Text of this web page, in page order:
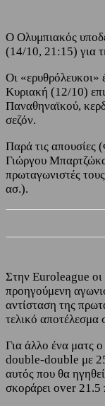
Ο Ολυμπιακός
(14/10, 21:15) για
Οι
Κυριακή (12/10)
Παναθηναϊκού,
σεζόν.
Παρά τις απουσίες
Γιώργου
πρωταγωνιστές
ασ.).
Στην Euroleague οι
προηγούμενη
αντίσταση της
τελικό
Για άλλο ένα ματς
double-double με
αυτός που θα
σκοράρει over 21.5